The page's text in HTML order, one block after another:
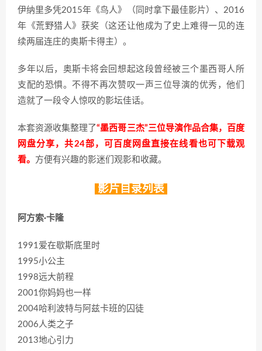
伊纳里多凭2015年《鸟人》（同时拿下最佳影片）、2016
年《荒野猎人》获奖（这还让他成为了史上难得一见的连
续两届连庄的奥斯卡得主）。
多年以后，奥斯卡将会回想起这段曾经被三个墨西哥人所
支配的恐惧。不得不再次赞叹一声三位导演的优秀，他们
造就了一段令人惊叹的影坛佳话。
本套资源收集整理了“墨西哥三杰”三位导演作品合集，百度
网盘分享，共24部，可百度网盘直接在线看也可下载观
看。 方便有兴趣的影迷们观影和收藏。
影片目录列表
阿方索·卡隆
1991爱在歇斯底里时
1995小公主
1998远大前程
2001你妈妈也一样
2004哈利波特与阿兹卡班的囚徒
2006人类之子
2013地心引力